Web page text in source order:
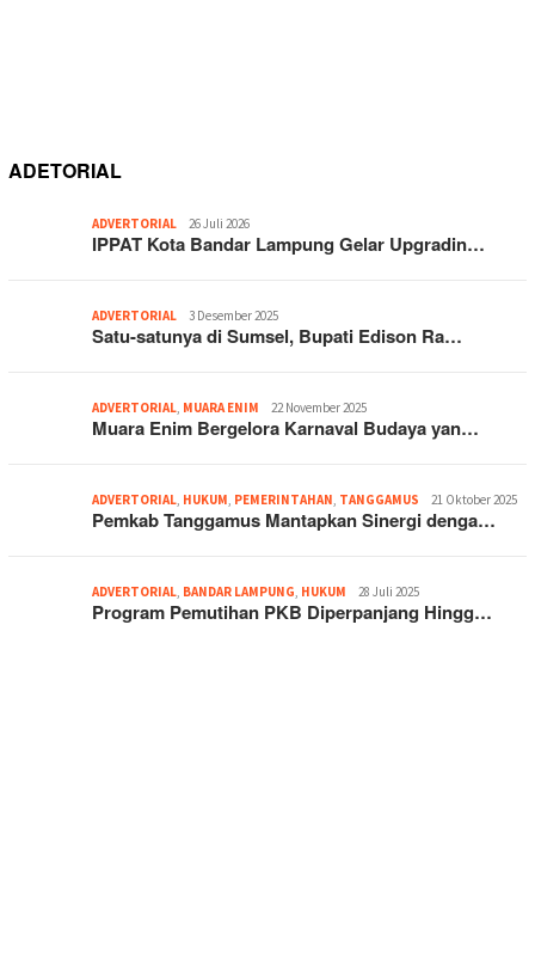
ADETORIAL
ADVERTORIAL 26 Juli 2026
IPPAT Kota Bandar Lampung Gelar Upgradin…
ADVERTORIAL 3 Desember 2025
Satu-satunya di Sumsel, Bupati Edison Ra…
ADVERTORIAL MUARA ENIM 22 November 2025
Muara Enim Bergelora Karnaval Budaya yan…
ADVERTORIAL HUKUM PEMERINTAHAN TANGGAMUS 21 Oktober 2025
Pemkab Tanggamus Mantapkan Sinergi denga…
ADVERTORIAL BANDAR LAMPUNG HUKUM 28 Juli 2025
Program Pemutihan PKB Diperpanjang Hingg…